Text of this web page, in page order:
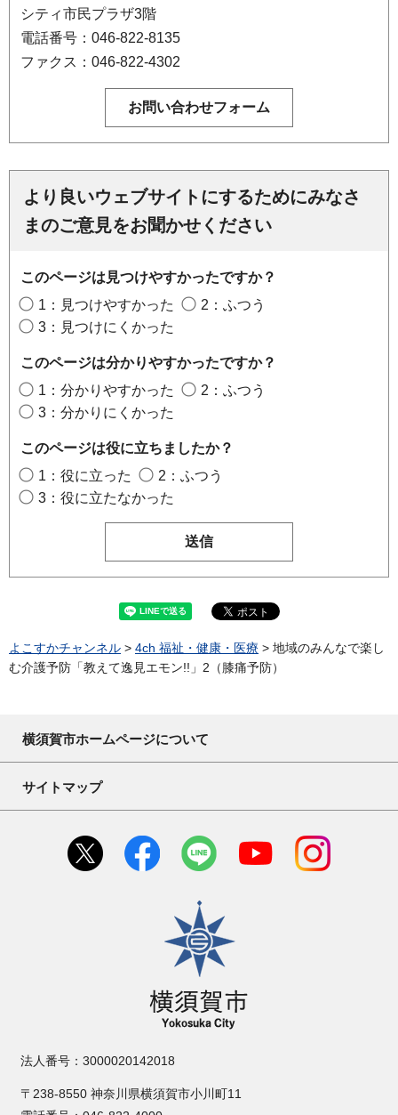
シティ市民プラザ3階
電話番号：046-822-8135
ファクス：046-822-4302
より良いウェブサイトにするためにみなさ
まのご意見をお聞かせください
このページは見つけやすかったですか？
1：見つけやすかった
2：ふつう
3：見つけにくかった
このページは分かりやすかったですか？
1：分かりやすかった
2：ふつう
3：分かりにくかった
このページは役に立ちましたか？
1：役に立った
2：ふつう
3：役に立たなかった
よこすかチャンネル > 4ch 福祉・健康・医療 > 地域のみんなで楽し
む介護予防「教えて逸見エモン!!」2（膝痛予防）
横須賀市ホームページについて
サイトマップ
横須賀市
法人番号：3000020142018
〒238-8550 神奈川県横須賀市小川町11